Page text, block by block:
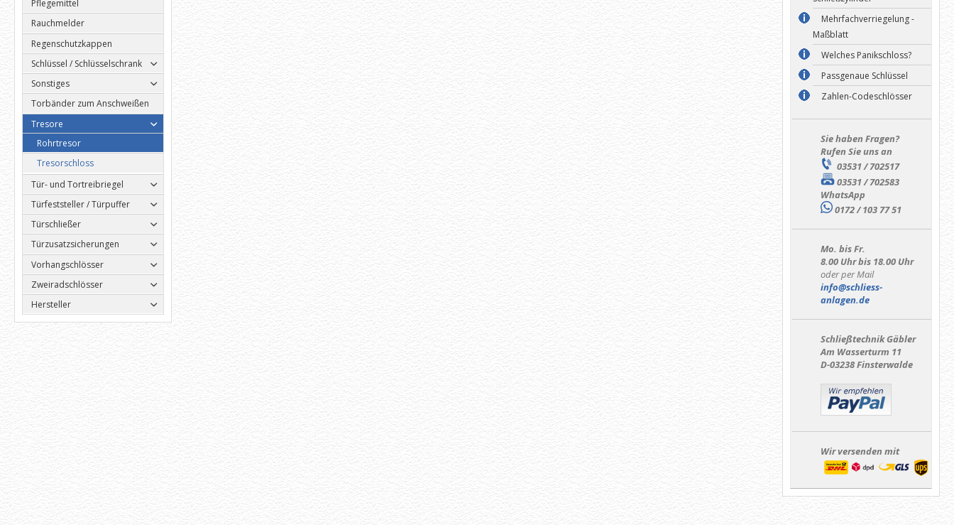
Pflegemittel
Rauchmelder
Regenschutzkappen
Schlüssel / Schlüsselschrank
Sonstiges
Torbänder zum Anschweißen
Tresore
Rohrtresor
Tresorschloss
Tür- und Tortreibriegel
Türfeststeller / Türpuffer
Türschließer
Türzusatzsicherungen
Vorhangschlösser
Zweiradschlösser
Hersteller
Mehrfachverriegelung -
Maßblatt
Welches Panikschloss?
Passgenaue Schlüssel
Zahlen-Codeschlösser
Sie haben Fragen?
Rufen Sie uns an
03531 / 702517
03531 / 702583
WhatsApp
0172 / 103 77 51
Mo. bis Fr.
8.00 Uhr bis 18.00 Uhr
oder per Mail
info@schliess-
anlagen.de
Schließtechnik Gäbler
Am Wasserturm 11
D-03238 Finsterwalde
Wir versenden mit